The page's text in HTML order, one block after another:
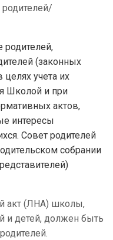
родителей,
(законных
учета их
Школой и при
актов,
интересы
Совет родителей
собрании
акт (ЛНА) школы,
и детей, должен быть